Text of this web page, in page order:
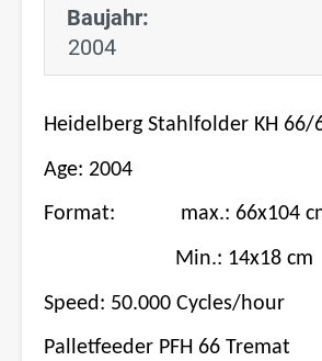
Baujahr:
2004
Heidelberg Stahlfolder KH 66/
Age: 2004
Format: max.: 66x104
Min.: 14x18 cm
Speed: 50.000 Cycles/hour
Palletfeeder PFH 66 Tremat